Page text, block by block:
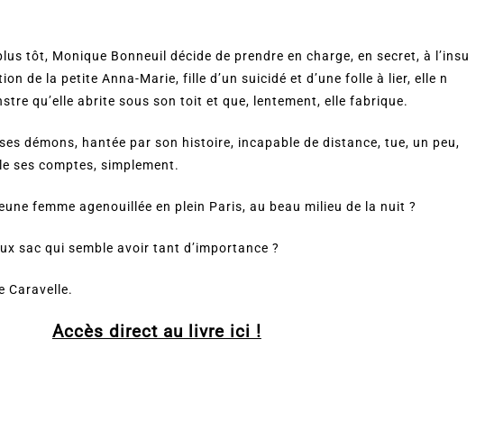
tôt, Monique Bonneuil décide de prendre en charge, en secret, à l’insu
de la petite Anna-Marie, fille d’un suicidé et d’une folle à lier, elle n
qu’elle abrite sous son toit et que, lentement, elle fabrique.
démons, hantée par son histoire, incapable de distance, tue, un peu,
ses comptes, simplement.
femme agenouillée en plein Paris, au beau milieu de la nuit ?
sac qui semble avoir tant d’importance ?
Caravelle.
Accès direct au livre ici !